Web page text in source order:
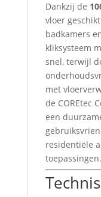
Dankzij de
vloer
badkamers
kliksysteem
snel, terwijl
met
de COREtec
een
residentiële
toepassingen.